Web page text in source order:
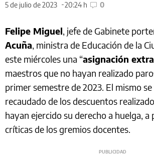
5 de julio de 2023
20:24 h 0
Felipe Miguel, jefe de Gabinete
Acuña, ministra de Educación de la
este miércoles una “asignación
maestros que no hayan realizado
primer semestre de 2023. El mismo
recaudado de los descuentos
hayan ejercido su derecho a huelga, a
críticas de los gremios docentes.